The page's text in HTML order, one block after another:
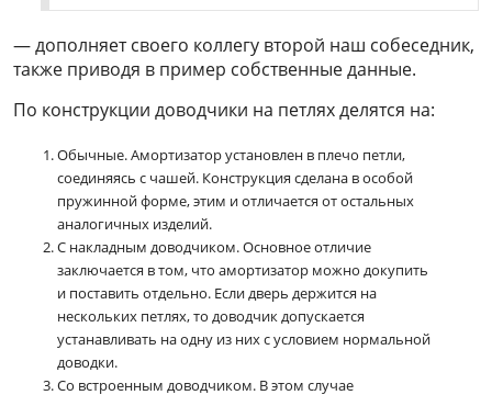
— дополняет своего коллегу второй наш собеседник,
также приводя в пример собственные данные.
По конструкции доводчики на петлях делятся на:
Обычные. Амортизатор установлен в плечо петли,
соединяясь с чашей. Конструкция сделана в особой
пружинной форме, этим и отличается от остальных
аналогичных изделий.
С накладным доводчиком. Основное отличие
заключается в том, что амортизатор можно докупить
и поставить отдельно. Если дверь держится на
нескольких петлях, то доводчик допускается
устанавливать на одну из них с условием нормальной
доводки.
Со встроенным доводчиком. В этом случае